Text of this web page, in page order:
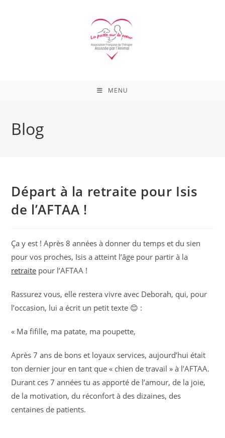
MENU
Blog
Départ à la retraite pour Isis
de l’AFTAA !
Ça y est ! Après 8 années à donner du temps et du sien
pour vos proches, Isis a atteint l’âge pour partir à la
retraite pour l’AFTAA !
Rassurez vous, elle restera vivre avec Deborah, qui, pour
l’occasion, lui a écrit un petit texte 😊 :
« Ma fifille, ma patate, ma poupette,
Après 7 ans de bons et loyaux services, aujourd’hui était
ton dernier jour en tant que « chien de travail » à l’AFTAA.
Durant ces 7 années tu as apporté de l’amour, de la joie,
de la motivation, du réconfort à des dizaines, des
centaines de patients.